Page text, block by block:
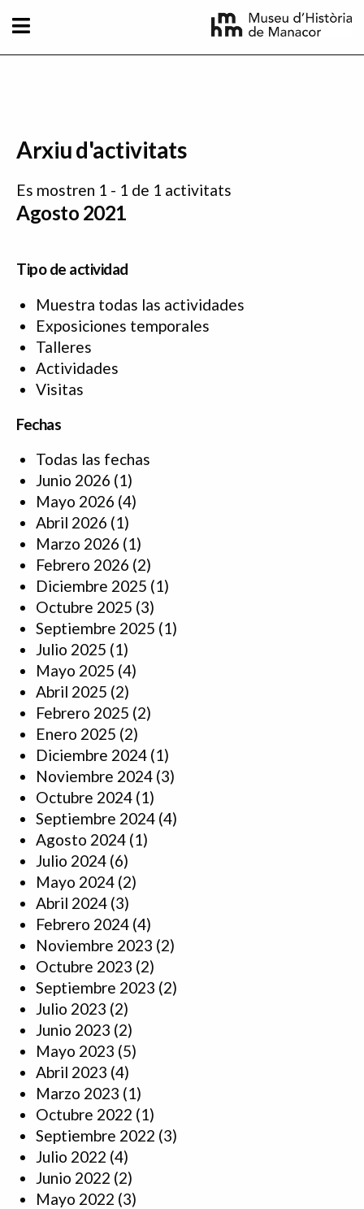
Arxiu d'activitats
Es mostren 1 - 1 de 1 activitats
Agosto 2021
Tipo de actividad
Muestra todas las actividades
Exposiciones temporales
Talleres
Actividades
Visitas
Fechas
Todas las fechas
Junio 2026 (1)
Mayo 2026 (4)
Abril 2026 (1)
Marzo 2026 (1)
Febrero 2026 (2)
Diciembre 2025 (1)
Octubre 2025 (3)
Septiembre 2025 (1)
Julio 2025 (1)
Mayo 2025 (4)
Abril 2025 (2)
Febrero 2025 (2)
Enero 2025 (2)
Diciembre 2024 (1)
Noviembre 2024 (3)
Octubre 2024 (1)
Septiembre 2024 (4)
Agosto 2024 (1)
Julio 2024 (6)
Mayo 2024 (2)
Abril 2024 (3)
Febrero 2024 (4)
Noviembre 2023 (2)
Octubre 2023 (2)
Septiembre 2023 (2)
Julio 2023 (2)
Junio 2023 (2)
Mayo 2023 (5)
Abril 2023 (4)
Marzo 2023 (1)
Octubre 2022 (1)
Septiembre 2022 (3)
Julio 2022 (4)
Junio 2022 (2)
Mayo 2022 (3)